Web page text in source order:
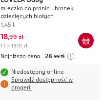
mleczko do prania ubranek
dziecięcych białych
1,45 l
18,99 zł
1 l = 13,10 zł
Najniższa cena: 28,99 zł
Niedostępny online
Sprawdź dostępność w
drogerii